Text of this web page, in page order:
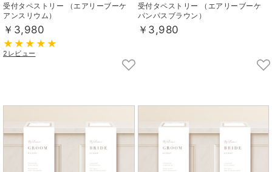
受付タペストリー （エアリーブーケ
アンスリウム）
￥3,980
2レビュー
受付タペストリー （エアリーブーケ
パンパスブラウン）
￥3,980